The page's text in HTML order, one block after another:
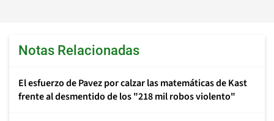
Notas Relacionadas
El esfuerzo de Pavez por calzar las matemáticas de Kast
frente al desmentido de los "218 mil robos violento"